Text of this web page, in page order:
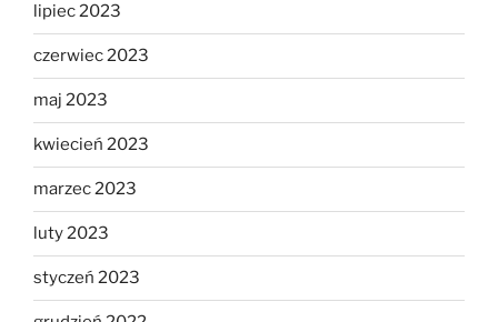
lipiec 2023
czerwiec 2023
maj 2023
kwiecień 2023
marzec 2023
luty 2023
styczeń 2023